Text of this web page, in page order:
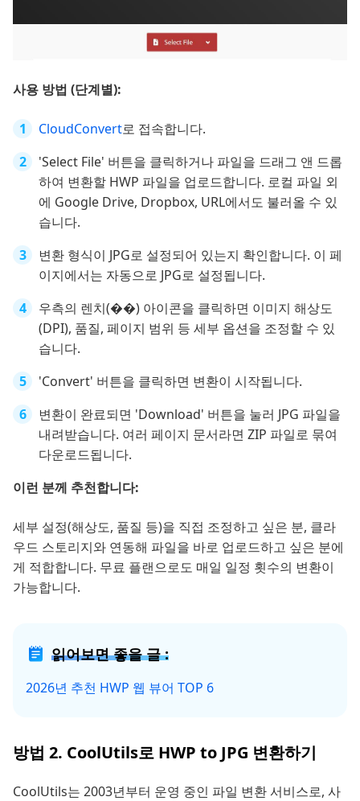
사용 방법 (단계별):
CloudConvert로 접속합니다.
'Select File' 버튼을 클릭하거나 파일을 드래그 앤 드롭
하여 변환할 HWP 파일을 업로드합니다. 로컬 파일 외
에 Google Drive, Dropbox, URL에서도 불러올 수 있
습니다.
변환 형식이 JPG로 설정되어 있는지 확인합니다. 이 페
이지에서는 자동으로 JPG로 설정됩니다.
우측의 렌치(��) 아이콘을 클릭하면 이미지 해상도
(DPI), 품질, 페이지 범위 등 세부 옵션을 조정할 수 있
습니다.
'Convert' 버튼을 클릭하면 변환이 시작됩니다.
변환이 완료되면 'Download' 버튼을 눌러 JPG 파일을
내려받습니다. 여러 페이지 문서라면 ZIP 파일로 묶여
다운로드됩니다.
이런 분께 추천합니다:
세부 설정(해상도, 품질 등)을 직접 조정하고 싶은 분, 클라
우드 스토리지와 연동해 파일을 바로 업로드하고 싶은 분에
게 적합합니다. 무료 플랜으로도 매일 일정 횟수의 변환이
가능합니다.
읽어보면 좋을 글 :
2026년 추천 HWP 웹 뷰어 TOP 6
방법 2. CoolUtils로 HWP to JPG 변환하기
CoolUtils는 2003년부터 운영 중인 파일 변환 서비스로, 사